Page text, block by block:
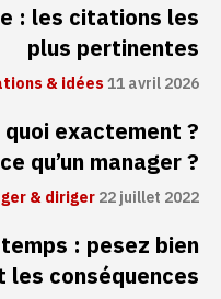
: les citations les
plus pertinentes
& idées11 avril 2026
exactement ?
qu’un manager ?
& diriger22 juillet 2022
: pesez bien
conséquences